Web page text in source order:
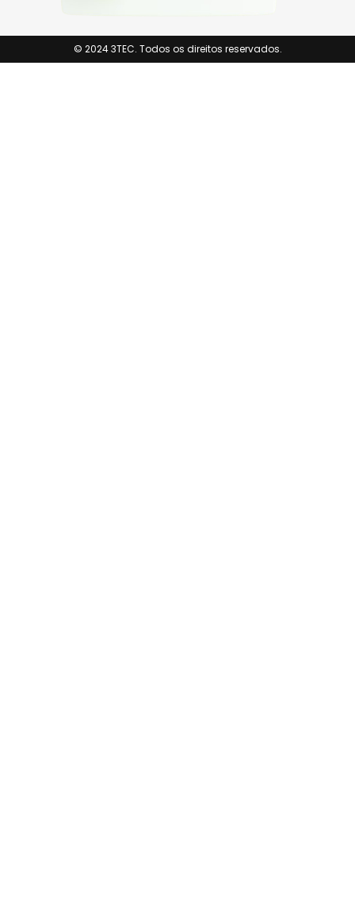
© 2024 3TEC. Todos os direitos reservados.